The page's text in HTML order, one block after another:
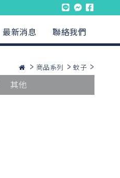
最新消息 聯絡我們
商品系列 蚊子
其他